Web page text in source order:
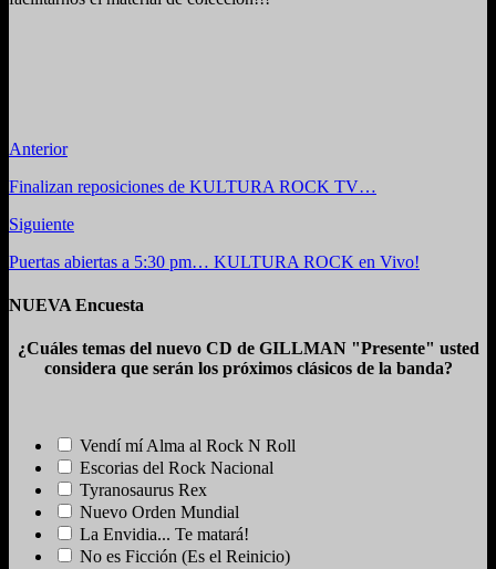
Anterior
Finalizan reposiciones de KULTURA ROCK TV…
Siguiente
Puertas abiertas a 5:30 pm… KULTURA ROCK en Vivo!
NUEVA Encuesta
¿Cuáles temas del nuevo CD de GILLMAN "Presente" usted
considera que serán los próximos clásicos de la banda?
Vendí mí Alma al Rock N Roll
Escorias del Rock Nacional
Tyranosaurus Rex
Nuevo Orden Mundial
La Envidia... Te matará!
No es Ficción (Es el Reinicio)